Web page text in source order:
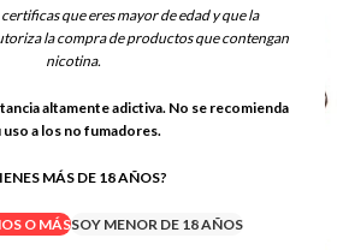
que eres mayor de edad y que la
la compra de productos que contengan
nicotina.
altamente adictiva. No se recomienda
uso a los no fumadores.
MÁS DE 18 AÑOS?
O MÁSSOY MENOR DE 18 AÑOS